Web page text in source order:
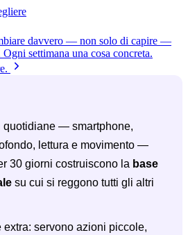
davvero — non solo di capire —
Ogni settimana una cosa concreta.
quotidiane — smartphone,
lettura e movimento —
30 giorni costruiscono la base
su cui si reggono tutti gli altri
extra: servono azioni piccole,